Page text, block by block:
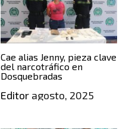
Cae alias Jenny, pieza clave
del narcotráfico en
Dosquebradas
Editoragosto, 2025